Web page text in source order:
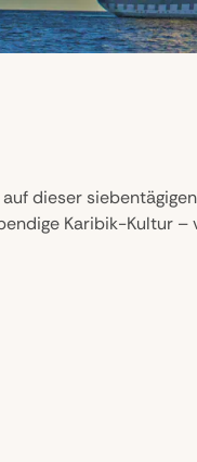
auf dieser
Karibik-Kultur